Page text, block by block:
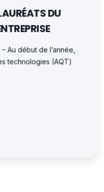
DU
Au début de l’année,
technologies (AQT)